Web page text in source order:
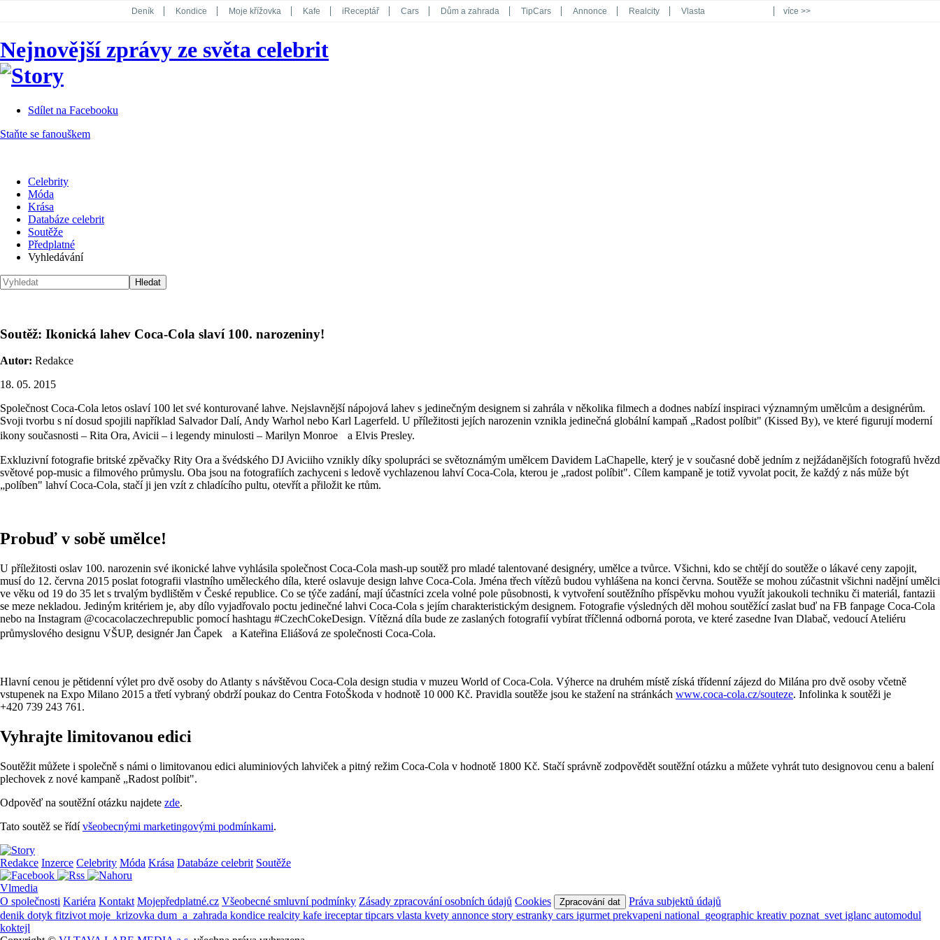
Deník Kondice Moje křížovka Kafe iReceptář Cars Dům a zahrada TipCars Annonce Realcity Vlasta
Koktejl
více >>
Nejnovější zprávy ze světa celebrit
Sdílet na Facebooku
Staňte se fanouškem
Celebrity
Móda
Krása
Databáze celebrit
Soutěže
Předplatné
Vyhledávání
Soutěž: Ikonická lahev Coca-Cola slaví 100. narozeniny!
Autor: Redakce
18. 05. 2015
Společnost Coca-Cola letos oslaví 100 let své konturované lahve. Nejslavnější nápojová lahev s jedinečným designem si zahrála v několika filmech a dodnes nabízí inspiraci významným umělcům a designérům.
Svoji tvorbu s ní dosud spojili například Salvador Dalí, Andy Warhol nebo Karl Lagerfeld. U příležitosti jejích narozenin vznikla jedinečná globální kampaň „Radost políbit" (Kissed By), ve které figurují moderní
ikony současnosti – Rita Ora, Avicii – i legendy minulosti – Marilyn Monroe a Elvis Presley.
Exkluzivní fotografie britské zpěvačky Rity Ora a švédského DJ Aviciiho vznikly díky spolupráci se světoznámým umělcem Davidem LaChapelle, který je v současné době jedním z nejžádanějších fotografů hvězd
světové pop-music a filmového průmyslu. Oba jsou na fotografiích zachyceni s ledově vychlazenou lahví Coca-Cola, kterou je „radost políbit". Cílem kampaně je totiž vyvolat pocit, že každý z nás může být
„políben" lahví Coca-Cola, stačí ji jen vzít z chladícího pultu, otevřít a přiložit ke rtům.
Probuď v sobě umělce!
U příležitosti oslav 100. narozenin své ikonické lahve vyhlásila společnost Coca-Cola mash-up soutěž pro mladé talentované designéry, umělce a tvůrce. Všichni, kdo se chtějí do soutěže o lákavé ceny zapojit,
musí do 12. června 2015 poslat fotografii vlastního uměleckého díla, které oslavuje design lahve Coca-Cola. Jména třech vítězů budou vyhlášena na konci června. Soutěže se mohou zúčastnit všichni nadějní umělci
ve věku od 19 do 35 let s trvalým bydlištěm v České republice. Co se týče zadání, mají účastníci zcela volné pole působnosti, k vytvoření soutěžního příspěvku mohou využít jakoukoli techniku či materiál, fantazii
se meze nekladou. Jediným kritériem je, aby dílo vyjadřovalo poctu jedinečné lahvi Coca-Cola s jejím charakteristickým designem. Fotografie výsledných děl mohou soutěžící zaslat buď na FB fanpage Coca-Cola
nebo na Instagram @cocacolaczechrepublic pomocí hashtagu #CzechCokeDesign. Vítězná díla bude ze zaslaných fotografií vybírat tříčlenná odborná porota, ve které zasedne Ivan Dlabač, vedoucí Ateliéru
průmyslového designu VŠUP, designér Jan Čapek a Kateřina Eliášová ze společnosti Coca-Cola.
Hlavní cenou je pětidenní výlet pro dvě osoby do Atlanty s návštěvou Coca-Cola design studia v muzeu World of Coca-Cola. Výherce na druhém místě získá třídenní zájezd do Milána pro dvě osoby včetně
vstupenek na Expo Milano 2015 a třetí vybraný obdrží poukaz do Centra FotoŠkoda v hodnotě 10 000 Kč. Pravidla soutěže jsou ke stažení na stránkách www.coca-cola.cz/souteze. Infolinka k soutěži je
+420 739 243 761.
Vyhrajte limitovanou edici
Soutěžit můžete i společně s námi o limitovanou edici aluminiových lahviček a pitný režim Coca-Cola v hodnotě 1800 Kč. Stačí správně zodpovědět soutěžní otázku a můžete vyhrát tuto designovou cenu a balení
plechovek z nové kampaně „Radost políbit".
Odpověď na soutěžní otázku najdete zde.
Tato soutěž se řídívšeobecnými marketingovými podmínkami.
Redakce Inzerce Celebrity Móda Krása Databáze celebrit Soutěže
Vlmedia
O společnosti Kariéra Kontakt Mojepředplatné.cz Všeobecné smluvní podmínky Zásady zpracování osobních údajů Cookies Zpracování dat
Práva subjektů údajů
denik dotyk fitzivot moje_krizovka dum_a_zahrada kondice realcity kafe ireceptartipcars vlasta kvety annonce story estranky cars igurmet prekvapeni national_geographic kreativ poznat_svet iglanc automodul
koktejl